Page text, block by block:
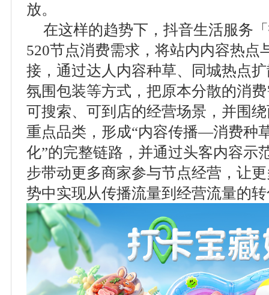
放。
在这样的趋势下，抖音生活服务
520节点消费需求，将站内内容热点
接，通过达人内容种草、同城热点
氛围包装等方式，把原本分散的消
可搜索、可到店的经营场景，并围
重点品类，形成“内容传播—消费
化”的完整链路，并通过头客内容示
步带动更多商家参与节点经营，让
势中实现从传播流量到经营流量的